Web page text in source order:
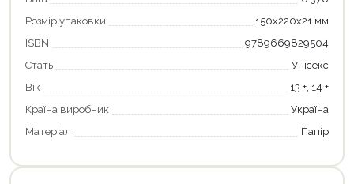
Розмір упаковки
150х220х21 мм
ISBN
9789669829504
Стать
Унісекс
Вік
13 +, 14 +
Країна виробник
Україна
Матеріал
Папір